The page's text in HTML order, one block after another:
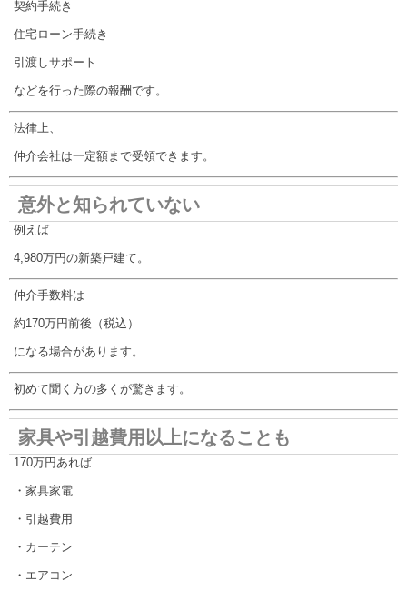
契約手続き
住宅ローン手続き
引渡しサポート
などを行った際の報酬です。
法律上、
仲介会社は一定額まで受領できます。
意外と知られていない
例えば
4,980万円の新築戸建て。
仲介手数料は
約170万円前後（税込）
になる場合があります。
初めて聞く方の多くが驚きます。
家具や引越費用以上になることも
170万円あれば
・家具家電
・引越費用
・カーテン
・エアコン